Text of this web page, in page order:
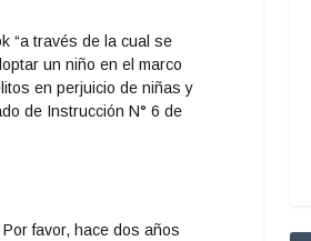
“a través de la cual se
un niño en el marco
en perjuicio de niñas y
de Instrucción N° 6 de
favor, hace dos años